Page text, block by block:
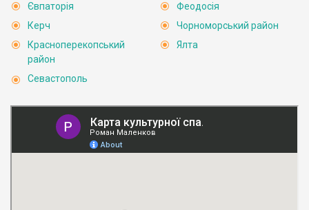
Євпаторія
Керч
Красноперекопський
район
Севастополь
Феодосія
Чорноморський район
Ялта